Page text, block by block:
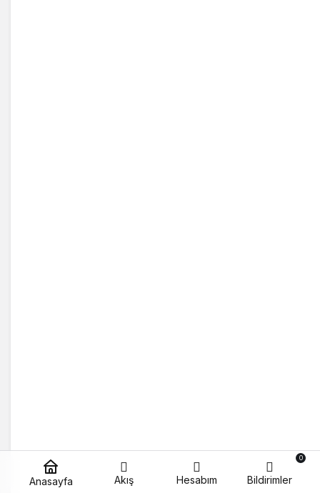
Anasayfa Akış Hesabım Bildirimler
0